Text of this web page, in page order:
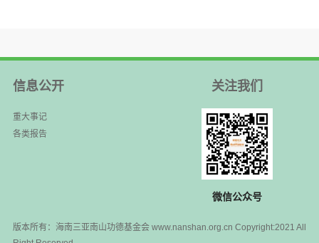
信息公开
重大事记
各类报告
关注我们
微信公众号
版本所有：海南三亚南山功德基金会 www.nanshan.org.cn Copyright:2021 All